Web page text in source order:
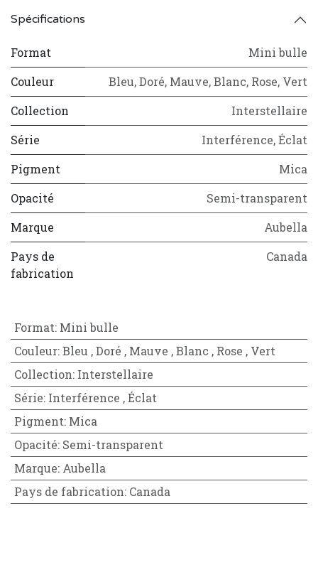
Spécifications
Format
Mini bulle
Couleur
Bleu,Doré, Mauve,Blanc, Rose, Vert
Collection
Interstellaire
Série
Interférence,Éclat
Pigment
Mica
Opacité
Semi-transparent
Marque
Aubella
Pays de
fabrication
Canada
Format: Mini bulle
Couleur:Bleu ,Doré , Mauve ,Blanc , Rose , Vert
Collection: Interstellaire
Série: Interférence ,Éclat
Pigment: Mica
Opacité: Semi-transparent
Marque: Aubella
Pays de fabrication: Canada